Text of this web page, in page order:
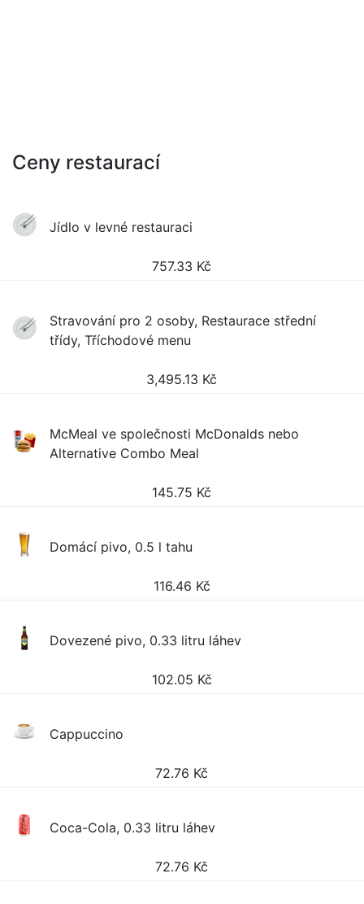
Ceny restaurací
Jídlo v levné restauraci
757.33 Kč
Stravování pro 2 osoby, Restaurace střední
třídy, Tříchodové menu
3,495.13 Kč
McMeal ve společnosti McDonalds nebo
Alternative Combo Meal
145.75 Kč
Domácí pivo, 0.5 l tahu
116.46 Kč
Dovezené pivo, 0.33 litru láhev
102.05 Kč
Cappuccino
72.76 Kč
Coca-Cola, 0.33 litru láhev
72.76 Kč